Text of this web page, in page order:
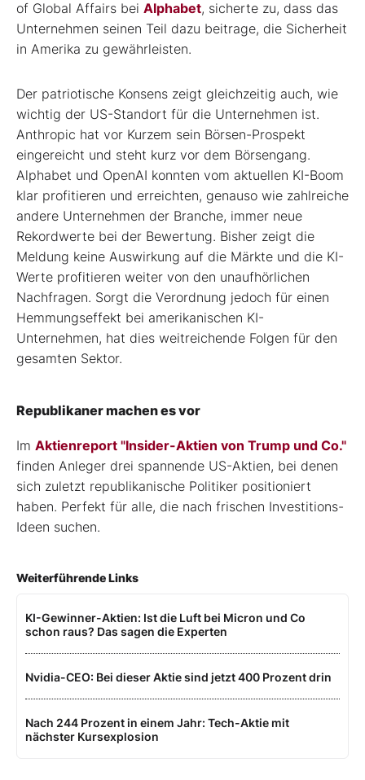
of Global Affairs bei Alphabet, sicherte zu, dass das
Unternehmen seinen Teil dazu beitrage, die Sicherheit
in Amerika zu gewährleisten.
Der patriotische Konsens zeigt gleichzeitig auch, wie
wichtig der US-Standort für die Unternehmen ist.
Anthropic hat vor Kurzem sein Börsen-Prospekt
eingereicht und steht kurz vor dem Börsengang.
Alphabet und OpenAI konnten vom aktuellen KI-Boom
klar profitieren und erreichten, genauso wie zahlreiche
andere Unternehmen der Branche, immer neue
Rekordwerte bei der Bewertung. Bisher zeigt die
Meldung keine Auswirkung auf die Märkte und die KI-
Werte profitieren weiter von den unaufhörlichen
Nachfragen. Sorgt die Verordnung jedoch für einen
Hemmungseffekt bei amerikanischen KI-
Unternehmen, hat dies weitreichende Folgen für den
gesamten Sektor.
Republikaner machen es vor
Im Aktienreport "Insider-Aktien von Trump und Co."
finden Anleger drei spannende US-Aktien, bei denen
sich zuletzt republikanische Politiker positioniert
haben. Perfekt für alle, die nach frischen Investitions-
Ideen suchen.
Weiterführende Links
KI-Gewinner-Aktien: Ist die Luft bei Micron und Co
schon raus? Das sagen die Experten
Nvidia-CEO: Bei dieser Aktie sind jetzt 400 Prozent drin
Nach 244 Prozent in einem Jahr: Tech-Aktie mit
nächster Kursexplosion